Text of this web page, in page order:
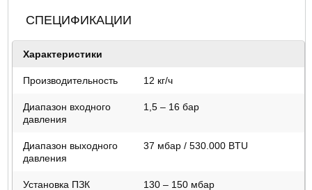
СПЕЦИФИКАЦИИ
Характеристики
Производительность 12 кг/ч
Диапазон входного
давления
1,5 – 16 бар
Диапазон выходного
давления
37 мбар / 530.000 BTU
Установка ПЗК
130 – 150 мбар